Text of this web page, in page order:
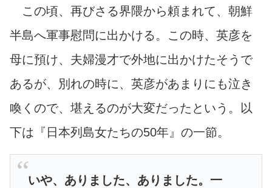
この頃、再びさる界隈から頼まれて、朝鮮
半島へ軍事慰問に出かける。この時、英彦を
母に預け、夫婦漫才で外地に出かけたそうで
あるが、別れの時に、英彦があまりにも泣き
喚くので、堪えるのが大変だったという。以
下は『日本列島女たちの50年』の一節。
いや、ありました、ありました。一